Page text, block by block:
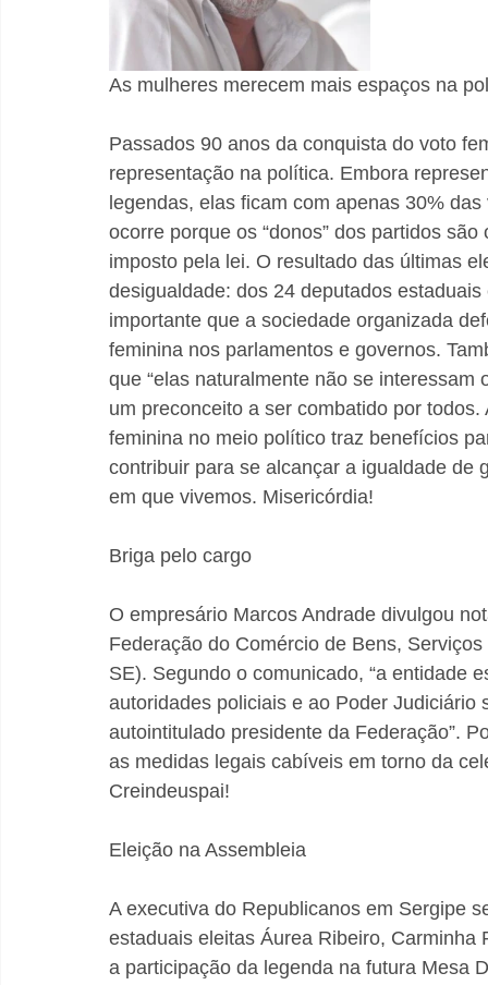
As mulheres merecem mais espaços na
Passados 90 anos da conquista do voto
representação na política. Embora
legendas, elas ficam com apenas 30%
ocorre porque os “donos” dos partidos
imposto pela lei. O resultado das últimas
desigualdade: dos 24 deputados
importante que a sociedade organizada
feminina nos parlamentos e governos.
que “elas naturalmente não se
um preconceito a ser combatido por
feminina no meio político traz benefícios
contribuir para se alcançar a igualdade
em que vivemos. Misericórdia!
Briga pelo cargo
O empresário Marcos Andrade divulgou
Federação do Comércio de Bens,
SE). Segundo o comunicado, “a entidade
autoridades policiais e ao Poder
autointitulado presidente da Federação”.
as medidas legais cabíveis em torno da
Creindeuspai!
Eleição na Assembleia
A executiva do Republicanos em Sergipe
estaduais eleitas Áurea Ribeiro,
a participação da legenda na futura Mesa